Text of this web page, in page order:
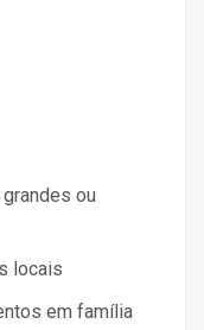
ou
locais
em família